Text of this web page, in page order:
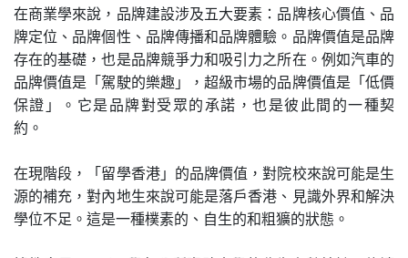
在商業學來說，品牌建設涉及五大要素：品牌核心價值、品
牌定位、品牌個性、品牌傳播和品牌體驗。品牌價值是品牌
存在的基礎，也是品牌競爭力和吸引力之所在。例如汽車的
品牌價值是「駕駛的樂趣」，超級市場的品牌價值是「低價
保證」。它是品牌對受眾的承諾，也是彼此間的一種契
約。
在現階段，「留學香港」的品牌價值，對院校來說可能是生
源的補充，對內地生來說可能是落戶香港、見識外界和解決
學位不足。這是一種樸素的、自生的和粗獷的狀態。